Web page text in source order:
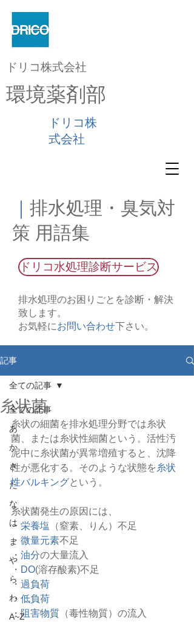
ドリコ株式会社
環境薬剤部
ドリコ株
式会社
｜ 排水処理・臭気対
策 用語集
ドリコ水処理診断サービス
排水処理のお困りごとを診断・解決
致します。
お気軽にお問い合わせ下さい。
記事
全ての記事
あ
か
さ
た
な
は
ま
や
ら
わ
A~Z
全ての記事
糸状菌
糸状の細菌を排水処理分野では糸状
菌、または糸状性細菌という。活性汚
泥中に糸状菌が異常増殖すると、沈降
性が悪化する。そのような状態を 糸状
性バルキングという。
糸状菌発生の原因には、
・ 栄養塩 （窒素、りん）不足
・ 微量元素不足
・ 油分の大量流入
・ DO(溶存酸素)不足
・ 過負荷
・ 低負荷
・阻害物質 （毒性物質）の流入